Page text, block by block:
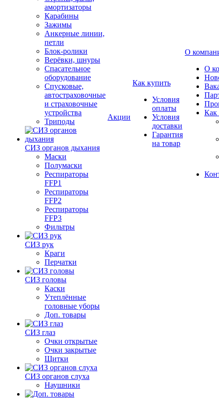
амортизаторы
Карабины
Зажимы
Анкерные линии,
петли
Блок-ролики
Верёвки, шнуры
Спасательное
оборудование
Спусковые,
автостраховочные
и страховочные
устройства
Триподы
СИЗ органов дыхания
Маски
Полумаски
Респираторы
FFP1
Респираторы
FFP2
Респираторы
FFP3
Фильтры
СИЗ рук
Краги
Перчатки
СИЗ головы
Каски
Утеплённые
головные уборы
Доп. товары
СИЗ глаз
Очки открытые
Очки закрытые
Щитки
СИЗ органов слуха
Наушники
Акции
Как купить
Условия
оплаты
Условия
доставки
Гарантия
на товар
О
О
Как